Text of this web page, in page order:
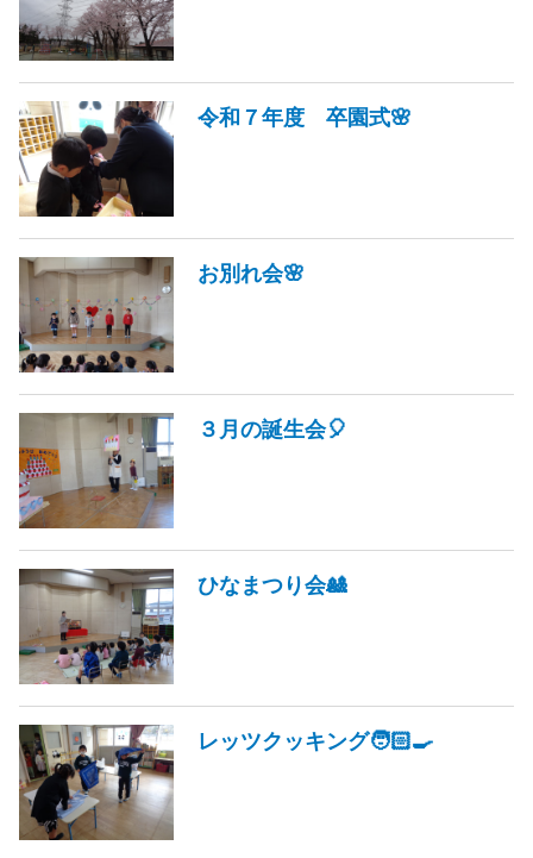
令和７年度 卒園式🌸
お別れ会🌸
３月の誕生会🎈
ひなまつり会🎎
レッツクッキング🧑🏻‍🍳